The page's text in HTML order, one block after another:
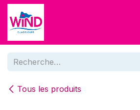
Se rendre au contenu
Tous les produits